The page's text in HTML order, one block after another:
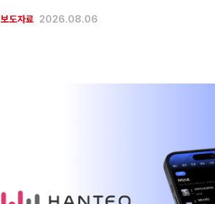
보도자료 2026.08.06